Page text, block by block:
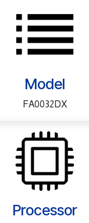
Model
FA0032DX
Processor